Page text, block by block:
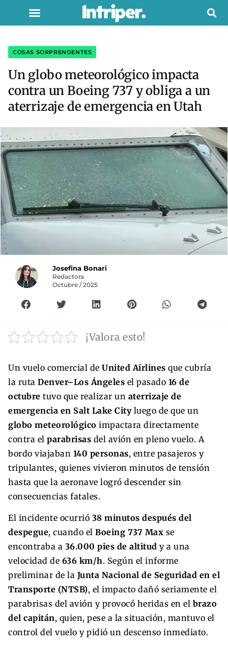
COSAS SORPRENDENTES
Un globo meteorológico impacta
contra un Boeing 737 y obliga a un
aterrizaje de emergencia en Utah
Josefina Bonari
Redactora
Octubre / 2025
¡Valora esto!
Un vuelo comercial de United Airlines que cubría
la ruta Denver–Los Ángeles el pasado 16 de
octubre tuvo que realizar un aterrizaje de
emergencia en Salt Lake Cityluego de que un
globo meteorológico impactara directamente
contra el parabrisas del avión en pleno vuelo. A
bordo viajaban 140 personas, entre pasajeros y
tripulantes, quienes vivieron minutos de tensión
hasta que la aeronave logró descender sin
consecuencias fatales.
El incidente ocurrió 38 minutos después del
despegue, cuando el Boeing 737 Max se
encontraba a 36.000 pies de altitud y a una
velocidad de 636 km/h. Según el informe
preliminar de la Junta Nacional de Seguridad en el
Transporte (NTSB), el impacto dañó seriamente el
parabrisas del avión y provocó heridas en el brazo
del capitán, quien, pese a la situación, mantuvo el
control del vuelo y pidió un descenso inmediato.